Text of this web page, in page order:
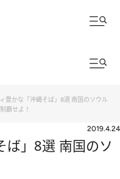
豊かな「沖縄そば」8選 南国のソウル
覇せよ！
2019.4.24
ば」8選 南国のソ